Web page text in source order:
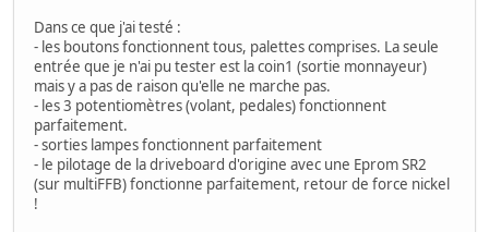
Dans ce que j'ai testé :
- les boutons fonctionnent tous, palettes comprises. La seule
entrée que je n'ai pu tester est la coin1 (sortie monnayeur)
mais y a pas de raison qu'elle ne marche pas.
- les 3 potentiomètres (volant, pedales) fonctionnent
parfaitement.
- sorties lampes fonctionnent parfaitement
- le pilotage de la driveboard d'origine avec une Eprom SR2
(sur multiFFB) fonctionne parfaitement, retour de force nickel
!